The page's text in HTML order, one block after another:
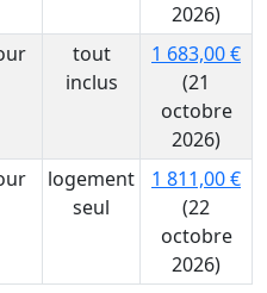
2026)
tout
inclus
1 683,00 €
(21
octobre
2026)
logement
seul
1 811,00 €
(22
octobre
2026)